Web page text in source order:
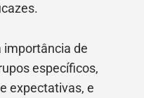
importância de
específicos,
expectativas, e